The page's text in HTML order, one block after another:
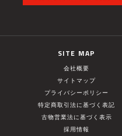
SITE MAP
会社概要
サイトマップ
プライバシーポリシー
特定商取引法に基づく表記
古物営業法に基づく表示
採用情報